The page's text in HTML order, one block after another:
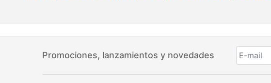
Promociones, lanzamientos y novedades